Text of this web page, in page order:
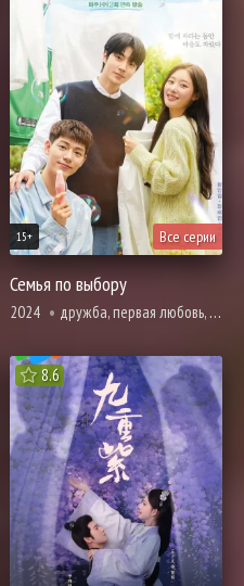
Все серии
15+
Семья по выбору
2024 дружба, первая любовь, комедия, мелодрама, про молодость и любовь, броманс, романтика
8.6